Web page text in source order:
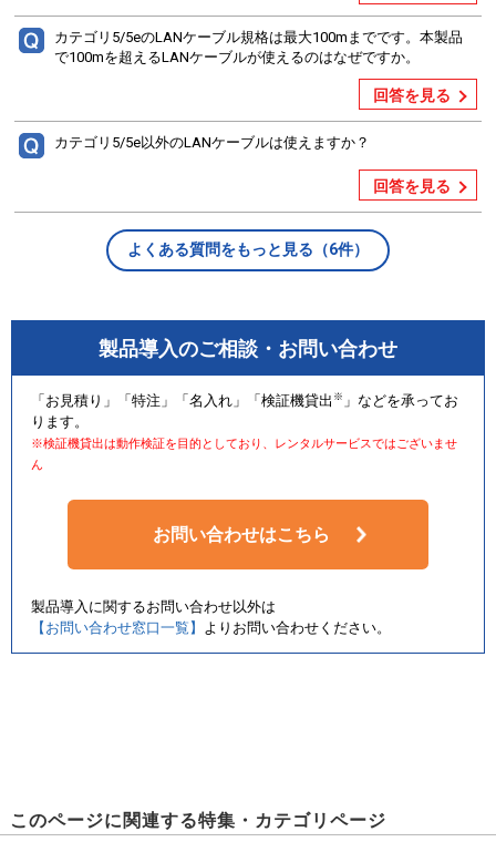
カテゴリ5/5eのLANケーブル規格は最大100mまでです。本製品
で100mを超えるLANケーブルが使えるのはなぜですか。
回答を見る
カテゴリ5/5e以外のLANケーブルは使えますか？
回答を見る
よくある質問をもっと見る（6件）
製品導入のご相談・お問い合わせ
「お見積り」「特注」「名入れ」「検証機貸出 ※ 」などを承ってお
ります。
※検証機貸出は動作検証を目的としており、レンタルサービスではございませ
ん
お問い合わせはこちら
製品導入に関するお問い合わせ以外は
【お問い合わせ窓口一覧】
よりお問い合わせください。
このページに関連する特集・カテゴリページ